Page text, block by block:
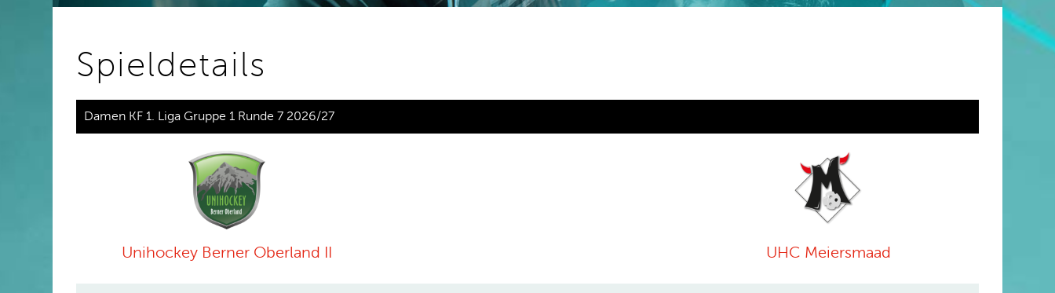
Spieldetails
Damen KF 1. Liga Gruppe 1 Runde 7 2026/27
Unihockey Berner Oberland II UHC Meiersmaad